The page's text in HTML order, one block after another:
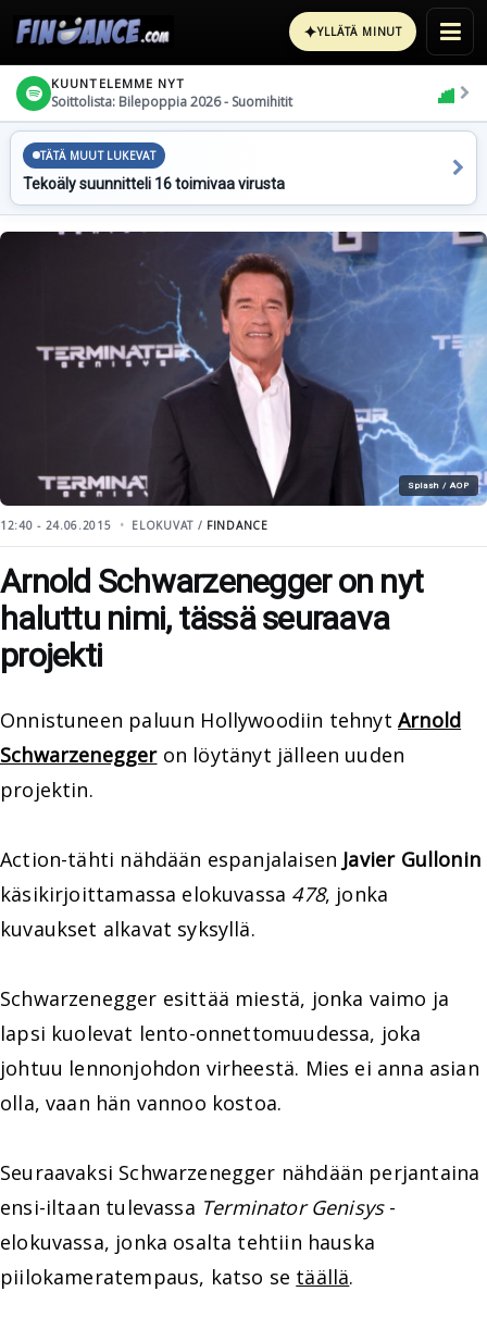
✦YLLÄTÄ MINUT
KUUNTELEMME NYT
Soittolista: Bilepoppia 2026 - Suomihitit
TÄTÄ MUUT LUKEVAT
Tekoäly suunnitteli 16 toimivaa virusta
Splash / AOP
12:40 - 24.06.2015 ELOKUVAT / FINDANCE
Arnold Schwarzenegger on nyt
haluttu nimi, tässä seuraava
projekti
Onnistuneen paluun Hollywoodiin tehnytArnold
Schwarzeneggeron löytänyt jälleen uuden
projektin.
Action-tähti nähdään espanjalaisen Javier Gullonin
käsikirjoittamassa elokuvassa 478, jonka
kuvaukset alkavat syksyllä.
Schwarzenegger esittää miestä, jonka vaimo ja
lapsi kuolevat lento-onnettomuudessa, joka
johtuu lennonjohdon virheestä. Mies ei anna asian
olla, vaan hän vannoo kostoa.
Seuraavaksi Schwarzenegger nähdään perjantaina
ensi-iltaan tulevassa Terminator Genisys-
elokuvassa, jonka osalta tehtiin hauska
piilokameratempaus, katso se täällä.